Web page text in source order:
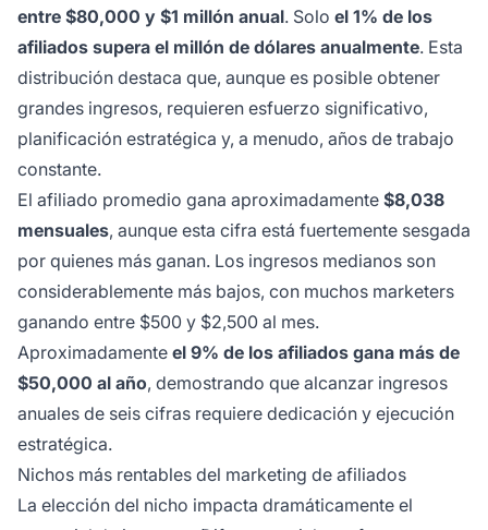
entre $80,000 y $1 millón anual. Solo el 1% de los
afiliados supera el millón de dólares anualmente. Esta
distribución destaca que, aunque es posible obtener
grandes ingresos, requieren esfuerzo significativo,
planificación estratégica y, a menudo, años de trabajo
constante.
El afiliado promedio gana aproximadamente $8,038
mensuales, aunque esta cifra está fuertemente sesgada
por quienes más ganan. Los ingresos medianos son
considerablemente más bajos, con muchos marketers
ganando entre $500 y $2,500 al mes.
Aproximadamente el 9% de los afiliados gana más de
$50,000 al año, demostrando que alcanzar ingresos
anuales de seis cifras requiere dedicación y ejecución
estratégica.
Nichos más rentables del marketing de afiliados
La elección del nicho impacta dramáticamente el